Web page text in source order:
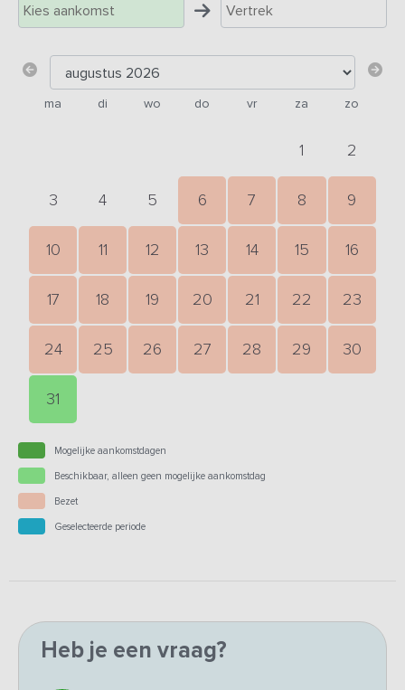
ma di wo do vr za zo
1 2
3 4 5 6 7 8 9
10 11 12 13 14 15 16
17 18 19 20 21 22 23
24 25 26 27 28 29 30
31
Mogelijke aankomstdagen
Beschikbaar, alleen geen mogelijke aankomstdag
Bezet
Geselecteerde periode
Heb je een vraag?